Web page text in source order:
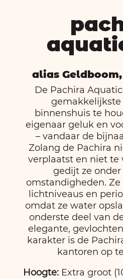
alias
De Pachira
binnenshuis te
eigenaar geluk en
– vandaar de
Zolang de Pachira
verplaatst en niet te
gedijt ze
omstandigheden.
lichtniveaus en
omdat ze water
onderste deel van
elegante,
karakter is de
kantoren op
Hoogte: Extra groot